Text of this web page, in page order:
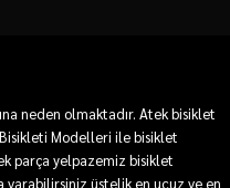
neden olmaktadır. Atek bisiklet
Modelleri ile bisiklet
parça yelpazemiz bisiklet
varabilirsiniz üstelik en ucuz ve en